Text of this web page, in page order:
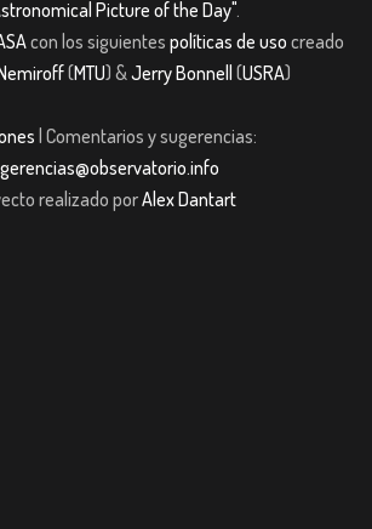
Picture of the Day".
con los siguientes políticas de uso creado
(MTU) &Jerry Bonnell (USRA)
| Comentarios y sugerencias:
realizado porAlex Dantart